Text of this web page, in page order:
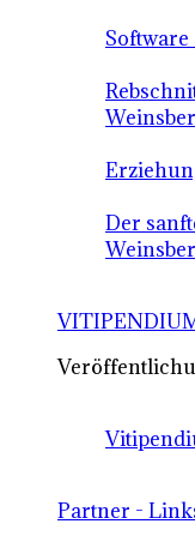
Der
Partner -